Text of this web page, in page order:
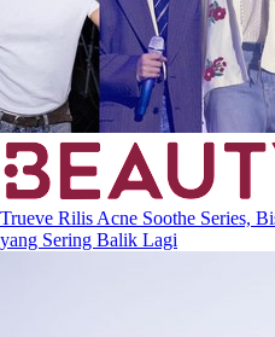
Trueve Rilis Acne Soothe Series,
yang Sering Balik Lagi